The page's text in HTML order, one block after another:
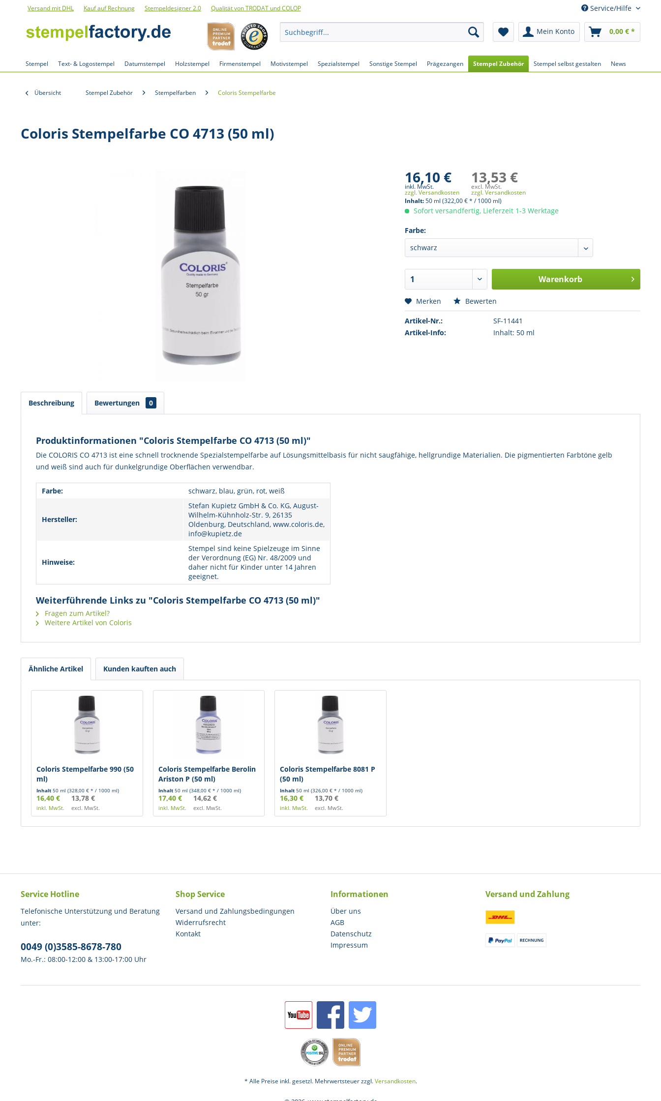
Versand mit DHL Kauf auf Rechnung Stempeldesigner 2.0 Qualität von TRODAT und COLOP Service/Hilfe
Mein Konto 0,00 € *
Stempel Text- & Logostempel Datumstempel Holzstempel Firmenstempel Motivstempel Spezialstempel Sonstige Stempel Prägezangen Stempel Zubehör Stempel selbst gestalten News
Übersicht Stempel Zubehör Stempelfarben Coloris Stempelfarbe
Coloris Stempelfarbe CO 4713 (50 ml)
16,10 €
inkl. MwSt.
zzgl. Versandkosten
13,53 €
excl. MwSt.
zzgl. Versandkosten
Inhalt:50 ml (322,00 € * / 1000 ml)
Sofort versandfertig, Lieferzeit 1-3 Werktage
Farbe:
Warenkorb
Merken Bewerten
Artikel-Nr.:
SF-11441
Artikel-Info:
Inhalt: 50 ml
Beschreibung Bewertungen 0
Produktinformationen "Coloris Stempelfarbe CO 4713 (50 ml)"
Die COLORIS CO 4713 ist eine schnell trocknende Spezialstempelfarbe auf Lösungsmittelbasis für nicht saugfähige, hellgrundige Materialien. Die pigmentierten Farbtöne gelb
und weiß sind auch für dunkelgrundige Oberflächen verwendbar.
Farbe: schwarz, blau, grün, rot, weiß
Hersteller:
Stefan Kupietz GmbH & Co. KG, August-
Wilhelm-Kühnholz-Str. 9, 26135
Oldenburg, Deutschland, www.coloris.de,
info@kupietz.de
Hinweise:
Stempel sind keine Spielzeuge im Sinne
der Verordnung (EG) Nr. 48/2009 und
daher nicht für Kinder unter 14 Jahren
geeignet.
Weiterführende Links zu "Coloris Stempelfarbe CO 4713 (50 ml)"
Fragen zum Artikel?
Weitere Artikel von Coloris
Ähnliche Artikel Kunden kauften auch
Coloris Stempelfarbe 990 (50
ml)
Inhalt 50 ml (328,00 € * / 1000 ml)
16,40 €
inkl. MwSt.
13,78 €
excl. MwSt.
Coloris Stempelfarbe Berolin
Ariston P (50 ml)
Inhalt 50 ml (348,00 € * / 1000 ml)
17,40 €
inkl. MwSt.
14,62 €
excl. MwSt.
Coloris Stempelfarbe 8081 P
(50 ml)
Inhalt50 ml(326,00 € * / 1000 ml)
16,30 €
inkl. MwSt.
13,70 €
excl. MwSt.
Service Hotline
Telefonische Unterstützung und Beratung
unter:
0049 (0)3585-8678-780
Mo.-Fr.: 08:00-12:00 & 13:00-17:00 Uhr
Shop Service
Versand und Zahlungsbedingungen
Widerrufsrecht
Kontakt
Informationen
Über uns
AGB
Datenschutz
Impressum
Versand und Zahlung
* Alle Preise inkl. gesetzl. Mehrwertsteuer zzgl.Versandkosten.